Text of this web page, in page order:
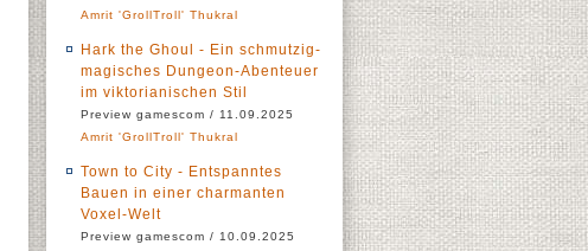
Amrit 'GrollTroll' Thukral
Hark the Ghoul - Ein schmutzig-
magisches Dungeon-Abenteuer
im viktorianischen Stil
Preview gamescom / 11.09.2025
Amrit 'GrollTroll' Thukral
Town to City - Entspanntes
Bauen in einer charmanten
Voxel-Welt
Preview gamescom / 10.09.2025